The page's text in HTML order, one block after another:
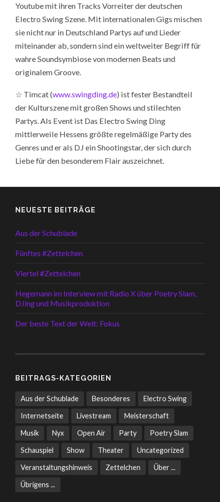
Youtube mit ihren Tracks Vorreiter der deutschen
Electro Swing Szene. Mit internationalen Gigs mischen
sie nicht nur in Deutschland Partys auf und Lieder
miteinander ab, sondern sind ein weltweiter Begriff für
wahre Soundsymbiose von modernen Beats und
originalem Groove.
☆ Timcat (www.swingding.de) ist fester Bestandteil
der Kulturszene mit großen Shows und stilechten
Partys. Als Event ist Das Electro Swing Ding
mittlerweile Hessens größte regelmäßige Party des
Genres und er als DJ ein Shootingstar, der sich durch
Liebe für den besonderem Flair auszeichnet.
NEUESTE BEITRÄGE
Aus der Schublade
Fünftes #Zettelchen
Viertel #Zettelchen
Hegemann im Interview mit Radio X über Poetry Slam,
DJing und Musikproduktion
Der beste Text der Welt: Fokus
BEITRAGS-KATEGORIEN
Aus der Schublade Besonderes Electro Swing
Internetseite Livestream Meisterschaft
Musik Nyx Open Air Party Poetry Slam
Schauspiel Show Theater Uncategorized
Veranstaltungshinweis Zettelchen Über ...
Übrigens ...